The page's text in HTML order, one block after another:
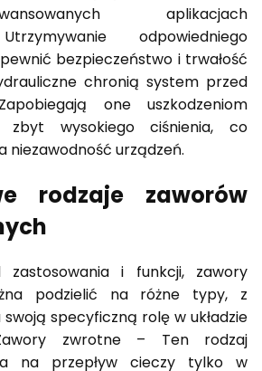
aplikacjach
odpowiedniego
bezpieczeństwo i trwałość
chronią system przed
one uszkodzeniom
zbyt wysokiego ciśnienia, co
niezawodność urządzeń.
rodzaje zaworów
zastosowania i funkcji, zawory
podzielić na różne typy, z
specyficzną rolę w układzie
zwrotne – Ten rodzaj
na przepływ cieczy tylko w